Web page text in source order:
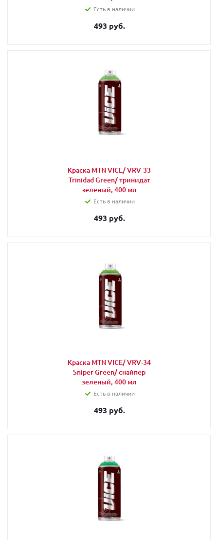
Есть в наличии
493 руб.
Краска MTN VICE/ VRV-33
Trinidad Green/ тринидат
зеленый, 400 мл
Есть в наличии
493 руб.
Краска MTN VICE/ VRV-34
Sniper Green/ снайпер
зеленый, 400 мл
Есть в наличии
493 руб.